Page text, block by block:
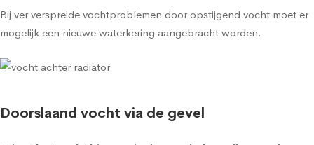
Bij ver verspreide vochtproblemen door opstijgend vocht moet er
mogelijk een nieuwe waterkering aangebracht worden.
Doorslaand vocht via de gevel